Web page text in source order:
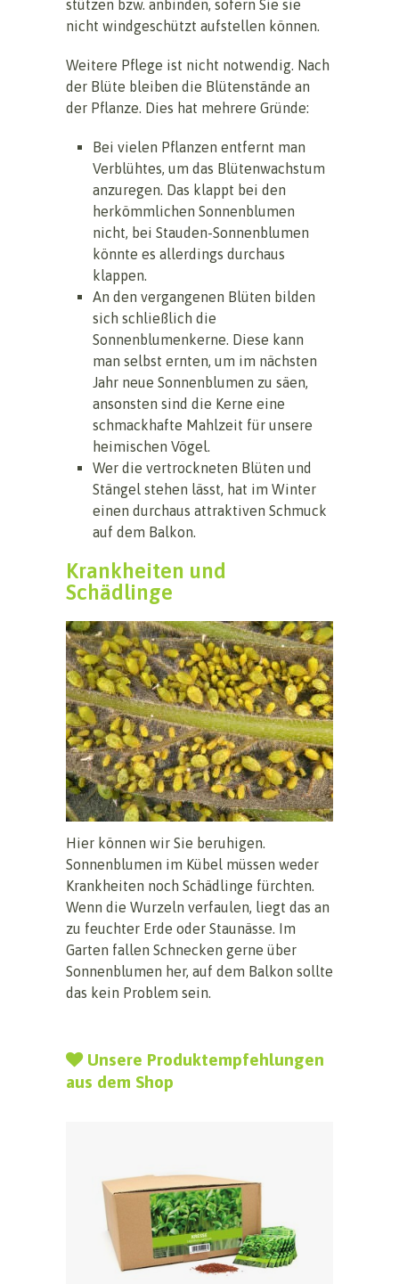
stützen bzw. anbinden, sofern Sie sie
nicht windgeschützt aufstellen können.
Weitere Pflege ist nicht notwendig. Nach
der Blüte bleiben die Blütenstände an
der Pflanze. Dies hat mehrere Gründe:
Bei vielen Pflanzen entfernt man
Verblühtes, um das Blütenwachstum
anzuregen. Das klappt bei den
herkömmlichen Sonnenblumen
nicht, bei Stauden-Sonnenblumen
könnte es allerdings durchaus
klappen.
An den vergangenen Blüten bilden
sich schließlich die
Sonnenblumenkerne. Diese kann
man selbst ernten, um im nächsten
Jahr neue Sonnenblumen zu säen,
ansonsten sind die Kerne eine
schmackhafte Mahlzeit für unsere
heimischen Vögel.
Wer die vertrockneten Blüten und
Stängel stehen lässt, hat im Winter
einen durchaus attraktiven Schmuck
auf dem Balkon.
Krankheiten und
Schädlinge
Hier können wir Sie beruhigen.
Sonnenblumen im Kübel müssen weder
Krankheiten noch Schädlinge fürchten.
Wenn die Wurzeln verfaulen, liegt das an
zu feuchter Erde oder Staunässe. Im
Garten fallen Schnecken gerne über
Sonnenblumen her, auf dem Balkon sollte
das kein Problem sein.
Unsere Produktempfehlungen
aus dem Shop